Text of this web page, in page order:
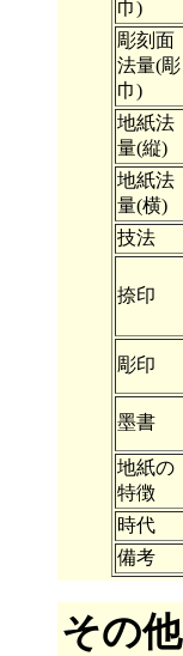
巾)
彫刻面
法量(彫
巾)
地紙法
量(縦)
地紙法
量(横)
技法
捺印
彫印
墨書
地紙の
特徴
時代
備考
その他